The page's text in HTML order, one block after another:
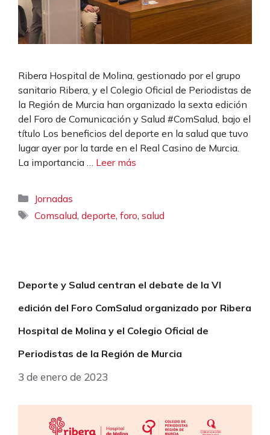
Ribera Hospital de Molina, gestionado por el grupo
sanitario Ribera, y el Colegio Oficial de Periodistas de
la Región de Murcia han organizado la sexta edición
del Foro de Comunicación y Salud #ComSalud, bajo el
título Los beneficios del deporte en la salud que tuvo
lugar ayer por la tarde en el Real Casino de Murcia.
La importancia … Leer más
Categorías
Jornadas
Etiquetas
Comsalud,deporte,foro,salud
Deporte y Salud centran el debate de la VI
edición del Foro ComSalud organizado por Ribera
Hospital de Molina y el Colegio Oficial de
Periodistas de la Región de Murcia
3 de enero de 2023